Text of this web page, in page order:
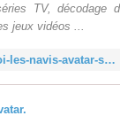
TV, décodage
jeux vidéos ...
http://www.siliconmaniacs.org/pourquoi-les-navis-avatar-sont-ils-bleus/